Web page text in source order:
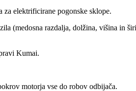
elektrificirane pogonske sklope.
(medosna razdalja, dolžina, višina in
Kumai.
motorja vse do robov odbijača.